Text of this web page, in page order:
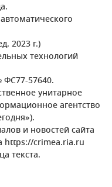
2023 г.)
технологий
ФС77-57640.
унитарное
агентство
и новостей сайта
https://crimea.ria.ru
текста.